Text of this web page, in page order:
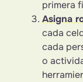
primera
Asigna
cada
cada
o